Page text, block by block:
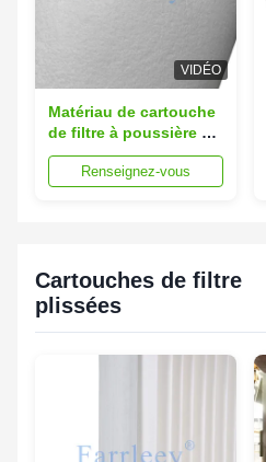
VIDÉO
Matériau de cartouche
de filtre à poussière à
aiguille en polyester
très respirant de
Renseignez-vous
Cartouches de filtre
plissées